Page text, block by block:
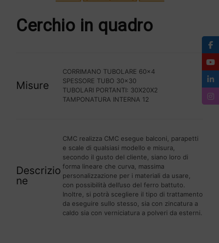
Cerchio in quadro
Misure
CORRIMANO TUBOLARE 60×4
SPESSORE TUBO 30×30
TUBOLARI PORTANTI: 30X20X2
TAMPONATURA INTERNA 12
Descrizio
ne
CMC realizza CMC esegue balconi, parapetti
e scale di qualsiasi modello e misura,
secondo il gusto del cliente, siano loro di
forma lineare che curva, massima
personalizzazione per i materiali da usare,
con possibilità dell’uso del ferro battuto.
Inoltre, si potrà scegliere il tipo di trattamento
da eseguire sullo stesso, sia con zincatura a
caldo sia con verniciatura a polveri da esterni.